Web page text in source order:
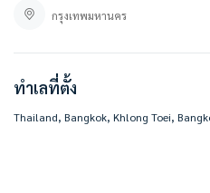
กรุงเทพมหานคร
ทำเลที่ตั้ง
Thailand, Bangkok, Khlong Toei,